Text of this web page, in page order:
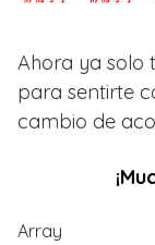
Ahora ya solo
para sentirte
cambio de
Array